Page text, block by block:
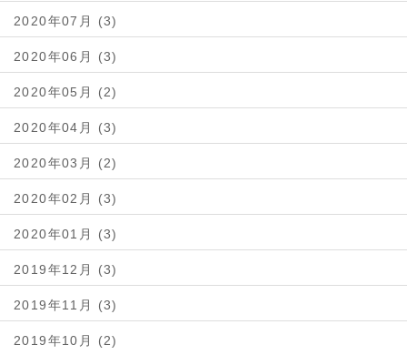
2020年07月 (3)
2020年06月 (3)
2020年05月 (2)
2020年04月 (3)
2020年03月 (2)
2020年02月 (3)
2020年01月 (3)
2019年12月 (3)
2019年11月 (3)
2019年10月 (2)